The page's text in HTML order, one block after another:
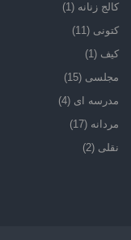
کالج زنانه (1)
کتونی (11)
کیف (1)
مجلسی (15)
مدرسه ای (4)
مردانه (17)
نقلی (2)